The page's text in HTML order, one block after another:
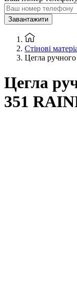
Завантажити
Стінові
Цегла
Цегла
351